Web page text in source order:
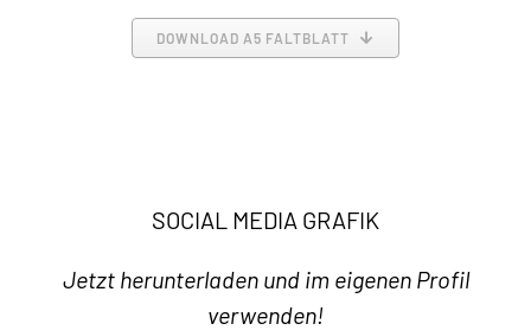
DOWNLOAD A5 FALTBLATT
SOCIAL MEDIA GRAFIK
Jetzt herunterladen und im eigenen Profil
verwenden!